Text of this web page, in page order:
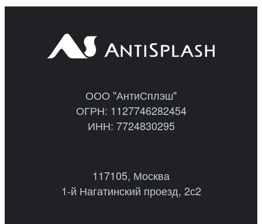
ООО "АнтиСплэш"
ОГРН: 1127746282454
ИНН: 7724830295
117105, Москва
1-й Нагатинский проезд, 2с2